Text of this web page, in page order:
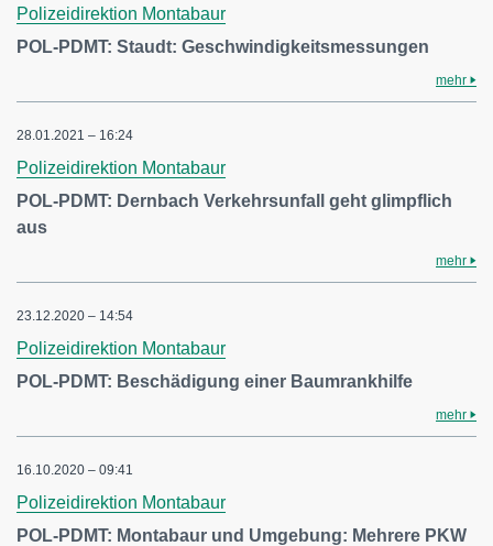
Polizeidirektion Montabaur
POL-PDMT: Staudt: Geschwindigkeitsmessungen
mehr
28.01.2021 – 16:24
Polizeidirektion Montabaur
POL-PDMT: Dernbach Verkehrsunfall geht glimpflich
aus
mehr
23.12.2020 – 14:54
Polizeidirektion Montabaur
POL-PDMT: Beschädigung einer Baumrankhilfe
mehr
16.10.2020 – 09:41
Polizeidirektion Montabaur
POL-PDMT: Montabaur und Umgebung: Mehrere PKW